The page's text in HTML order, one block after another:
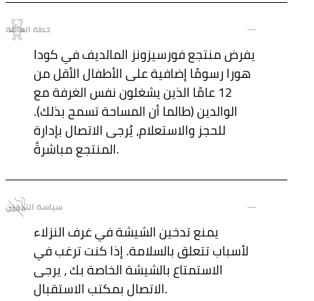
خطة العائلة
يفرض منتجع فورسيزونز المالديف في كودا
هورا رسومًا إضافية على الأطفال الأقل من
12 عامًا الذين يشغلون نفس الغرفة مع
الوالدين (طالما أن المساحة تسمح بذلك).
للحجز والاستعلام، يُرجى الاتصال بإدارة
المنتجع مباشرةً.
سياسة التدخين
يمنع تدخين الشيشة في غرف النزلاء
لأسباب تتعلق بالسلامة. إذا كنت ترغب في
الاستمتاع بالشيشة الخاصة بك ، يرجى
الاتصال بمكتب الاستقبال.